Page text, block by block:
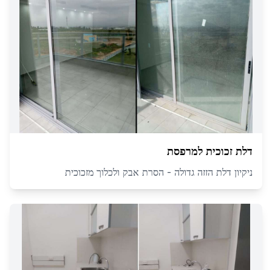
דלת זכוכית למרפסת
ניקיון דלת הזזה גדולה - הסרת אבק ולכלוך מזכוכית